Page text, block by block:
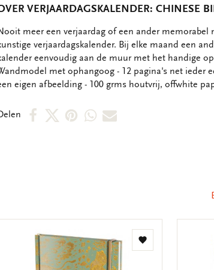
VERJAARDAGSKALENDER: CHINESE
meer een verjaardag of een ander memorabel
verjaardagskalender. Bij elke maand een
eenvoudig aan de muur met het handige
met ophangoog - 12 pagina's net ieder
eigen afbeelding - 100 grms houtvrij, offwhite
DeelDeelDeelDeelDeel
Toevoegen